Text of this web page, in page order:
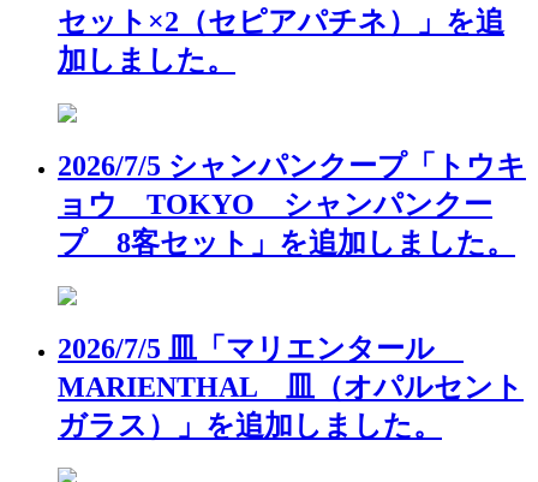
セット×2（セピアパチネ）」を追
加しました。
2026/7/5 シャンパンクープ「トウキ
ョウ TOKYO シャンパンクー
プ 8客セット」を追加しました。
2026/7/5 皿「マリエンタール
MARIENTHAL 皿（オパルセント
ガラス）」を追加しました。